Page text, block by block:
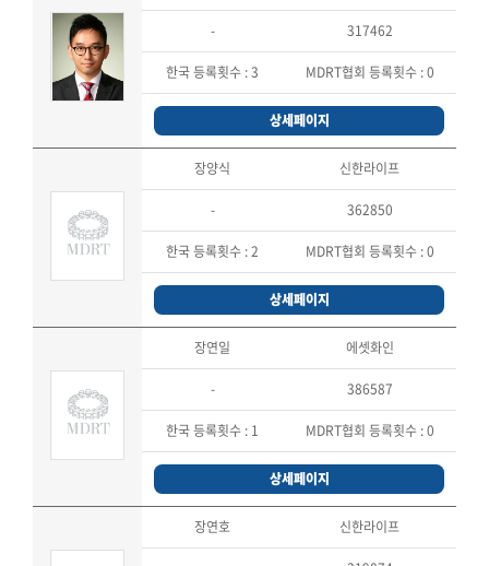
- 317462
한국 등록횟수 :3 MDRT협회 등록횟수 :0
상세페이지
장양식 신한라이프
- 362850
한국 등록횟수 :2 MDRT협회 등록횟수 :0
상세페이지
장연일 에셋화인
- 386587
한국 등록횟수 : 1 MDRT협회 등록횟수 :0
상세페이지
장연호 신한라이프